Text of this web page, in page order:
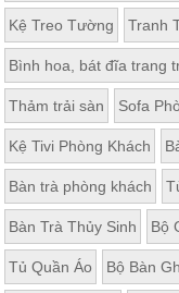
Kệ Treo Tường Tranh
Bình hoa, bát đĩa trang
Thảm trải sàn Sofa
Kệ Tivi Phòng Khách
Bàn trà phòng khách
Bàn Trà Thủy Sinh Bộ
Tủ Quần Áo Bộ Bàn